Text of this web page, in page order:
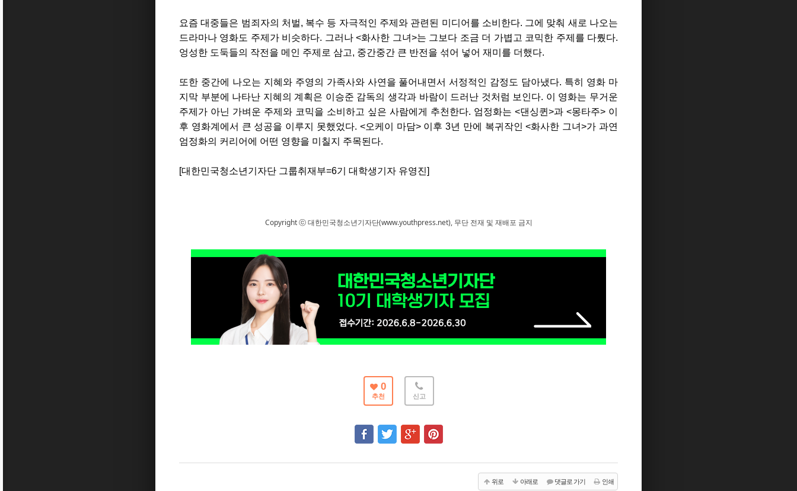
요즘 대중들은 범죄자의 처벌, 복수 등 자극적인 주제와 관련된 미디어를 소비한다. 그에 맞춰 새로 나오는
드라마나 영화도 주제가 비슷하다. 그러나 <화사한 그녀>는 그보다 조금 더 가볍고 코믹한 주제를 다뤘다.
엉성한 도둑들의 작전을 메인 주제로 삼고, 중간중간 큰 반전을 섞어 넣어 재미를 더했다.
또한 중간에 나오는 지혜와 주영의 가족사와 사연을 풀어내면서 서정적인 감정도 담아냈다. 특히 영화 마
지막 부분에 나타난 지혜의 계획은 이승준 감독의 생각과 바람이 드러난 것처럼 보인다. 이 영화는 무거운
주제가 아닌 가벼운 주제와 코믹을 소비하고 싶은 사람에게 추천한다. 엄정화는 <댄싱퀸>과 <몽타주> 이
후 영화계에서 큰 성공을 이루지 못했었다. <오케이 마담> 이후 3년 만에 복귀작인 <화사한 그녀>가 과연
엄정화의 커리어에 어떤 영향을 미칠지 주목된다.
[대한민국청소년기자단 그룹취재부=6기 대학생기자 유영진]
Copyright ⓒ 대한민국청소년기자단(www.youthpress.net), 무단 전재 및 재배포 금지
0
추천 신고
위로 아래로 댓글로 가기 인쇄